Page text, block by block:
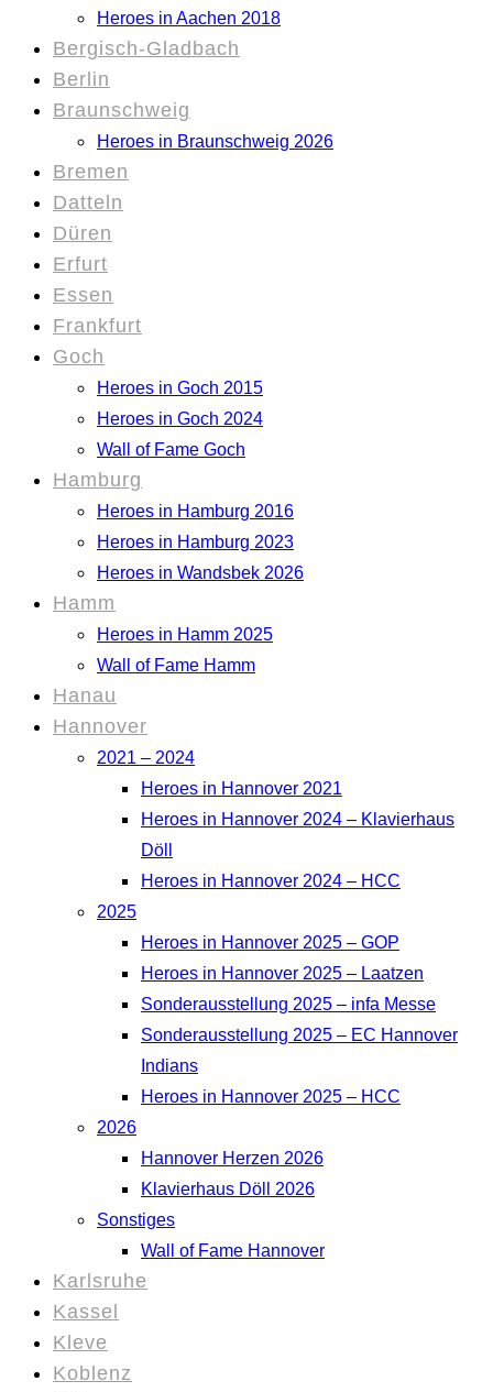
Heroes in Aachen 2018
Bergisch-Gladbach
Berlin
Braunschweig
Heroes in Braunschweig 2026
Bremen
Datteln
Düren
Erfurt
Essen
Frankfurt
Goch
Heroes in Goch 2015
Heroes in Goch 2024
Wall of Fame Goch
Hamburg
Heroes in Hamburg 2016
Heroes in Hamburg 2023
Heroes in Wandsbek 2026
Hamm
Heroes in Hamm 2025
Wall of Fame Hamm
Hanau
Hannover
2021 – 2024
Heroes in Hannover 2021
Heroes in Hannover 2024 – Klavierhaus
Döll
Heroes in Hannover 2024 – HCC
2025
Heroes in Hannover 2025 – GOP
Heroes in Hannover 2025 – Laatzen
Sonderausstellung 2025 – infa Messe
Sonderausstellung 2025 – EC Hannover
Indians
Heroes in Hannover 2025 – HCC
2026
Hannover Herzen 2026
Klavierhaus Döll 2026
Sonstiges
Wall of Fame Hannover
Karlsruhe
Kassel
Kleve
Koblenz